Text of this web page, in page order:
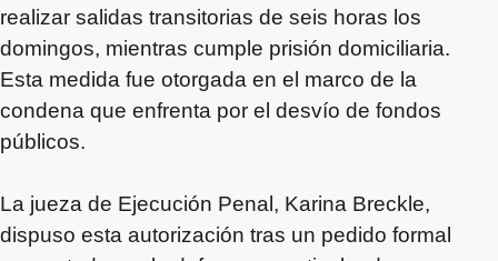
realizar salidas transitorias de seis horas los
domingos, mientras cumple prisión domiciliaria.
Esta medida fue otorgada en el marco de la
condena que enfrenta por el desvío de fondos
públicos.
La jueza de Ejecución Penal, Karina Breckle,
dispuso esta autorización tras un pedido formal